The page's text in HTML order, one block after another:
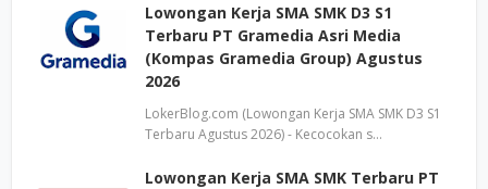
Lowongan Kerja SMA SMK D3 S1
Terbaru PT Gramedia Asri Media
(Kompas Gramedia Group) Agustus
2026
LokerBlog.com (Lowongan Kerja SMA SMK D3 S1
Terbaru Agustus 2026) - Kecocokan s…
Lowongan Kerja SMA SMK Terbaru PT